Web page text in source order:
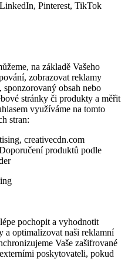
Pinterest, TikTok
na základě Vašeho
zobrazovat reklamy
sponzorovaný obsah nebo
stránky či produkty a měřit
využíváme na tomto
stran:
creativecdn.com
produktů podle
pochopit a vyhodnotit
a optimalizovat naši reklamní
Vaše zašifrované
poskytovateli, pokud